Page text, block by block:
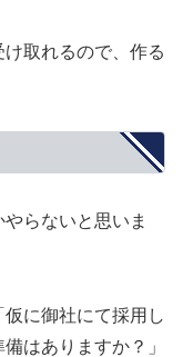
取れるので、作る
らないと思いま
に御社にて採用し
はありますか？」